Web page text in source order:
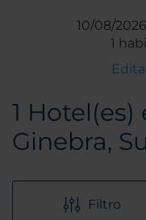
10/08/2026
1
1 Hotel(es)
Ginebra,
Filtro